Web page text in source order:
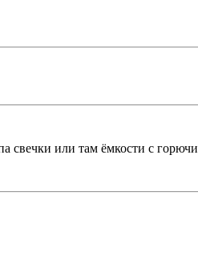
свечки или там ёмкости с